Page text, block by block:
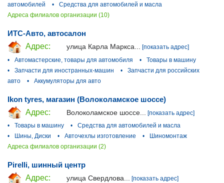
автомобилей
•
Средства для автомобилей и масла
Адреса филиалов организации (10)
ИТС-Авто, автосалон
Адрес:
улица Карла Маркса...
[показать адрес]
•
Автомастерские, товары для автомобиля •
Товары в машину
•
Запчасти для иностранных-машин •
Запчасти для российских
авто
• Аккумуляторы для авто
Ikon tyres, магазин (Волоколамское шоссе)
Адрес:
Волоколамское шоссе...
[показать адрес]
•
Товары в машину •
Средства для автомобилей и масла
•
Шины, Диски • Авточехлы изготовление •
Шиномонтаж
Адреса филиалов организации (2)
Pirelli, шинный центр
Адрес:
улица Свердлова... [показать адрес]